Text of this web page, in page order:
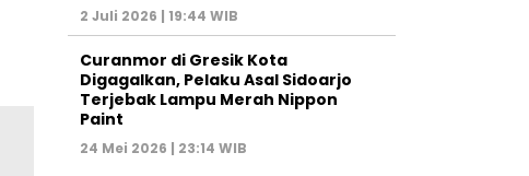
2 Juli 2026 | 19:44 WIB
Curanmor di Gresik Kota
Digagalkan, Pelaku Asal Sidoarjo
Terjebak Lampu Merah Nippon
Paint
24 Mei 2026 | 23:14 WIB